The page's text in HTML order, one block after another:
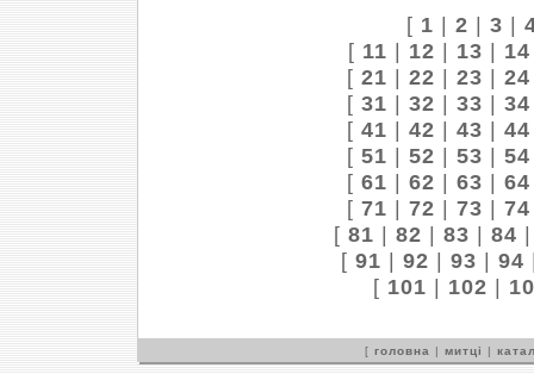
[ 1 | 2 | 3 |
[ 11 | 12 | 13 | 14
[ 21 | 22 | 23 | 24
[ 31 | 32 | 33 | 34
[ 41 | 42 | 43 | 44
[ 51 | 52 | 53 | 54
[ 61 | 62 | 63 | 64
[ 71 | 72 | 73 | 74
[ 81 | 82 | 83 | 84
[ 91 | 92 | 93 | 94
[ 101 | 102 |
[ головна | митці |